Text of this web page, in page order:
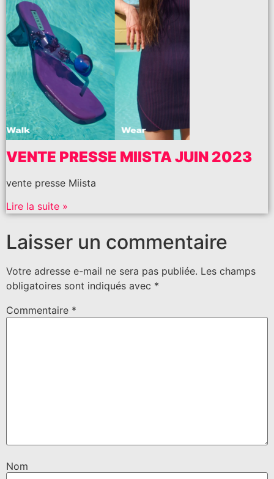
VENTE PRESSE MIISTA JUIN 2023
vente presse Miista
Lire la suite »
Laisser un commentaire
Votre adresse e-mail ne sera pas publiée. Les champs
obligatoires sont indiqués avec *
Commentaire *
Nom